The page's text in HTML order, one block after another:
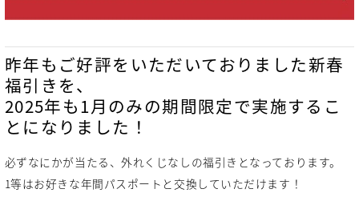
昨年もご好評をいただいておりました新春
福引きを、
2025年も1月のみの期間限定で実施するこ
とになりました！
必ずなにかが当たる、外れくじなしの福引きとなっております。
1等はお好きな年間パスポートと交換していただけます！